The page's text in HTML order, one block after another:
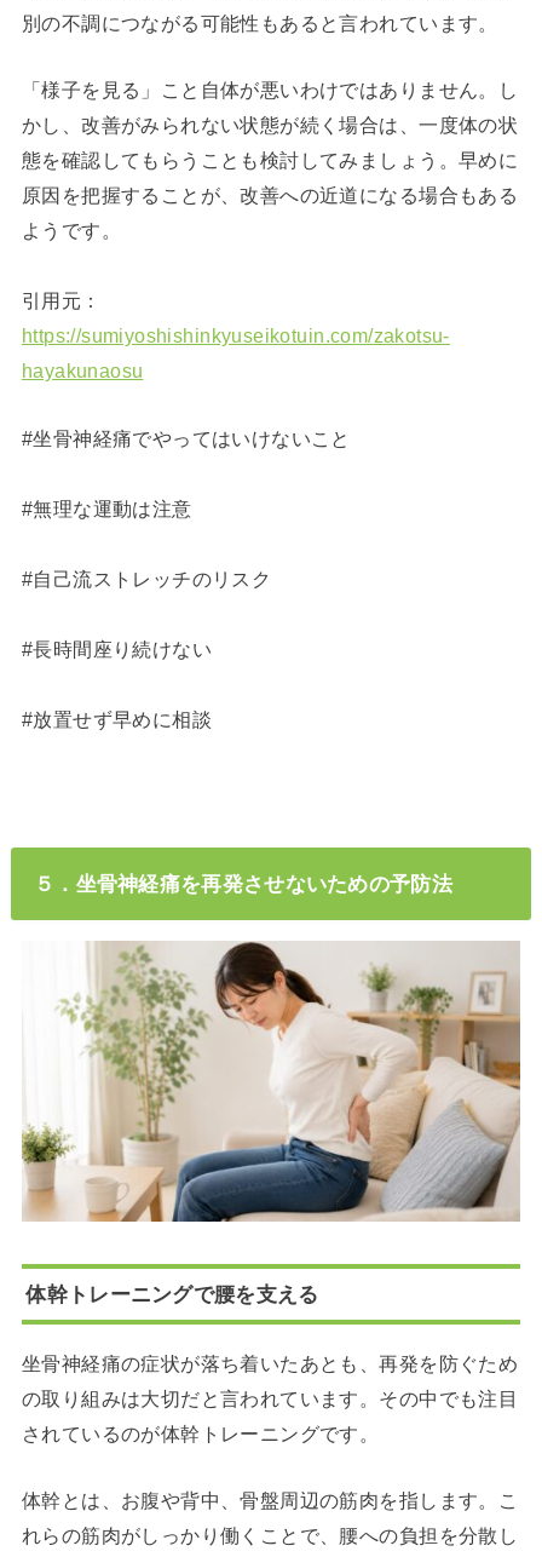
別の不調につながる可能性もあると言われています。
「様子を見る」こと自体が悪いわけではありません。し
かし、改善がみられない状態が続く場合は、一度体の状
態を確認してもらうことも検討してみましょう。早めに
原因を把握することが、改善への近道になる場合もある
ようです。
引用元：
https://sumiyoshishinkyuseikotuin.com/zakotsu-
hayakunaosu
#坐骨神経痛でやってはいけないこと
#無理な運動は注意
#自己流ストレッチのリスク
#長時間座り続けない
#放置せず早めに相談
５．坐骨神経痛を再発させないための予防法
体幹トレーニングで腰を支える
坐骨神経痛の症状が落ち着いたあとも、再発を防ぐため
の取り組みは大切だと言われています。その中でも注目
されているのが体幹トレーニングです。
体幹とは、お腹や背中、骨盤周辺の筋肉を指します。こ
れらの筋肉がしっかり働くことで、腰への負担を分散し